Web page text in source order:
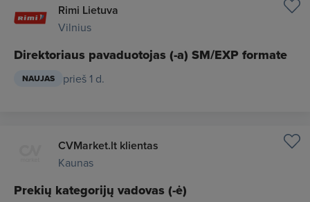
Rimi Lietuva
Vilnius
Direktoriaus pavaduotojas (-a) SM/EXP formate
NAUJAS prieš 1 d.
CVMarket.lt klientas
Kaunas
Prekių kategorijų vadovas (-ė)